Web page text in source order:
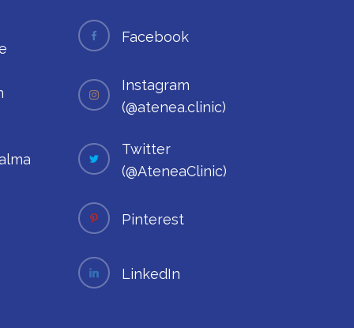
Facebook
Instagram
(@atenea.clinic)
Twitter
(@AteneaClinic)
Pinterest
LinkedIn